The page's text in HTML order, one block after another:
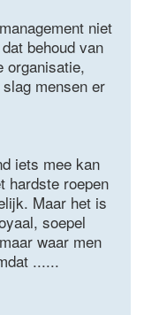
niet
behoud van
organisatie,
mensen er
iets mee kan
hardste roepen
Maar het is
soepel
waar men
......